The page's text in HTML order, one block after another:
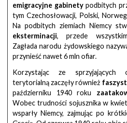
emigracyjne gabinetypodbitych
tym Czechosłowacji, Polski,
Na podbitych ziemiach Niemcy
eksterminacji, przede
Zagłada narodu żydowskiego
przynieść nawet 6 mln ofiar.
Korzystając ze sprzyjających
terytorialną zaczęły również
październiku 1940 roku
Wobec trudności sojusznika w
wsparły Niemcy, zajmując po